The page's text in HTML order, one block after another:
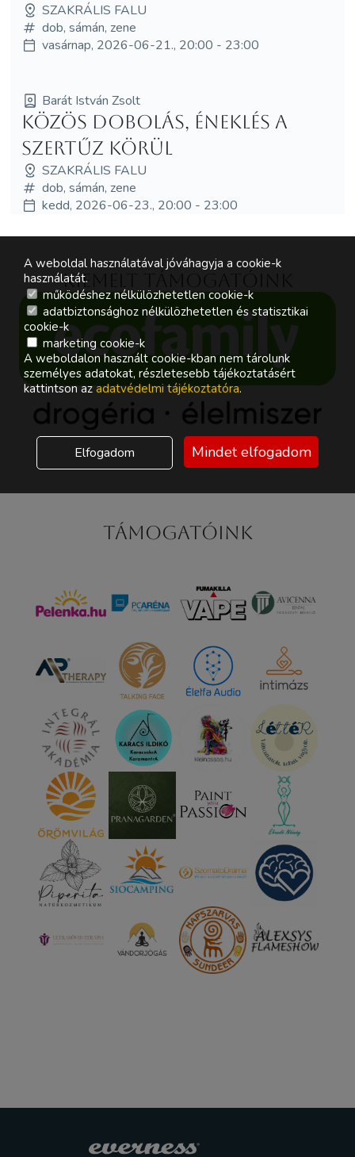
SZAKRÁLIS FALU
dob, sámán, zene
vasárnap, 2026-06-21., 20:00 - 23:00
Barát István Zsolt
Közös dobolás, éneklés a
Szertűz körül
SZAKRÁLIS FALU
dob, sámán, zene
kedd, 2026-06-23., 20:00 - 23:00
Kiemelt támogatóink
Támogatóink
A weboldal használatával jóváhagyja a cookie-k
használatát.
működéshez nélkülözhetetlen cookie-k
adatbiztonsághoz nélkülözhetetlen és statisztikai
cookie-k
marketing cookie-k
A weboldalon használt cookie-kban nem tárolunk
személyes adatokat, részletesebb tájékoztatásért
kattintson azadatvédelmi tájékoztatóra.
Elfogadom Mindet elfogadom